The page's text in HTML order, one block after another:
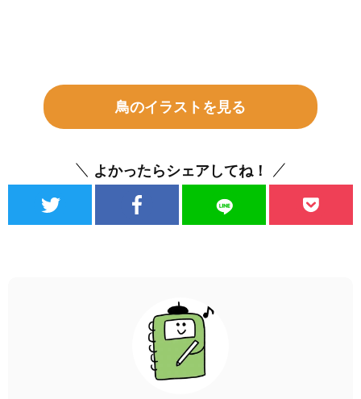
鳥のイラストを見る
よかったらシェアしてね！